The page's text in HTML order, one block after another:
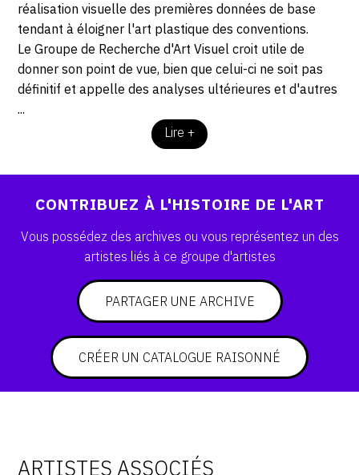
réalisation visuelle des premières données de base
tendant à éloigner l'art plastique des conventions.
Le Groupe de Recherche d'Art Visuel croit utile de
donner son point de vue, bien que celui-ci ne soit pas
définitif et appelle des analyses ultérieures et d'autres
...
Lire +
CONTRIBUEZ À L'HISTOIRE DE L'ART
Vous possédez des archives ou vous représentez un des
artistes liés à ce groupe d'artistes
PARTAGER UNE ARCHIVE
CRÉER UN CATALOGUE RAISONNÉ
ARTISTES ASSOCIÉS